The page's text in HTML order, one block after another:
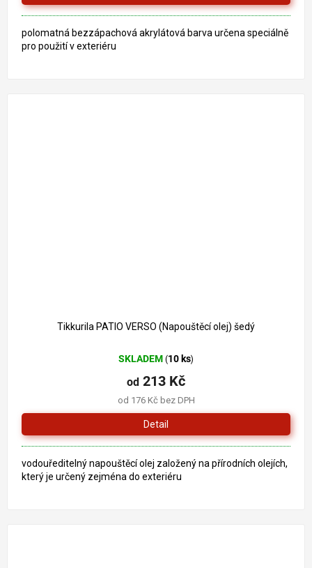
polomatná bezzápachová akrylátová barva určena speciálně
pro použití v exteriéru
Tikkurila PATIO VERSO (Napouštěcí olej) šedý
SKLADEM (10 ks)
od 176 Kč bez DPH
od 213 Kč
Detail
vodouředitelný napouštěcí olej založený na přírodních olejích,
který je určený zejména do exteriéru